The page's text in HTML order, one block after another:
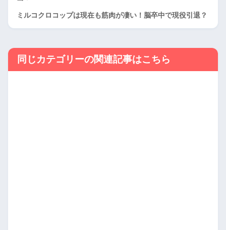
ミルコクロコップは現在も筋肉が凄い！脳卒中で現役引退？
同じカテゴリーの関連記事はこちら